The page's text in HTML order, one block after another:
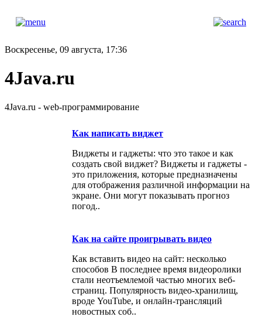
Воскресенье, 09 августа, 17:36
4Java.ru
4Java.ru - web-программирование
Как написать виджет
Виджеты и гаджеты: что это такое и как
создать свой виджет? Виджеты и гаджеты -
это приложения, которые предназначены
для отображения различной информации на
экране. Они могут показывать прогноз
погод..
Как на сайте проигрывать видео
Как вставить видео на сайт: несколько
способов В последнее время видеоролики
стали неотъемлемой частью многих веб-
страниц. Популярность видео-хранилищ,
вроде YouTube, и онлайн-трансляций
новостных соб..